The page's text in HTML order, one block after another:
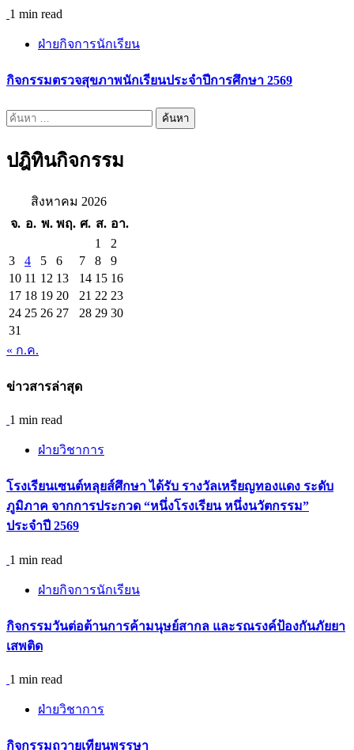
1 min read
ฝ่ายกิจการนักเรียน
กิจกรรมตรวจสุขภาพนักเรียนประจำปีการศึกษา 2569
ค้นหา
ปฎิทินกิจกรรม
สิงหาคม 2026
จ. อ. พ. พฤ. ศ. ส. อา.
1
2
3
4 5 6 7 8
9
10 11 12 13 14 15 16
17 18 19 20 21 22 23
24 25 26 27 28 29 30
31
« ก.ค.
ข่าวสารล่าสุด
1 min read
ฝ่ายวิชาการ
โรงเรียนเซนต์หลุยส์ศึกษา ได้รับ รางวัลเหรียญทองแดง ระดับ
ภูมิภาค จากการประกวด “หนึ่งโรงเรียน หนึ่งนวัตกรรม”
ประจำปี 2569
1 min read
ฝ่ายกิจการนักเรียน
กิจกรรม​วันต่อต้านการค้ามนุษย์สากล และรณรงค์ป้องกันภัยยา
เสพติด
1 min read
ฝ่ายวิชาการ
กิจกรรมถวายเทียนพรรษา